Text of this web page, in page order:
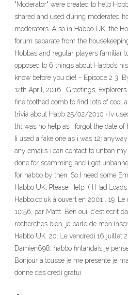
"Moderator" were created to help
shared and used during moderated
moderators. Also in Habbo UK, the
forum separate from the
Hobbas and regular players familiar
opposed to 6 things about Habbo’s
know before you die! – Episode 2 3.
12th April, 2016 . Greetings,
fine toothed comb to find lots of cool
trivia about Habb 25/02/2010 · Iv
tht was no help as i forgot the date of
[i used a fake one as i was 12]
any emails i can contact to unban
done for scamming and i get
for habbo by then. So I need some
Habbo UK, Please Help :( I Had
Habbo.co.uk à ouvert en 2001 . 19.
10:56, par Mattt. Ben oui, c'est ecrit
recherches bien, je parle de mon
Habbo UK. 20. Le vendredi 16 juillet
Damien698. habbo finlandais je
Bonjour a tousse je me presente je
donne des credi gratui